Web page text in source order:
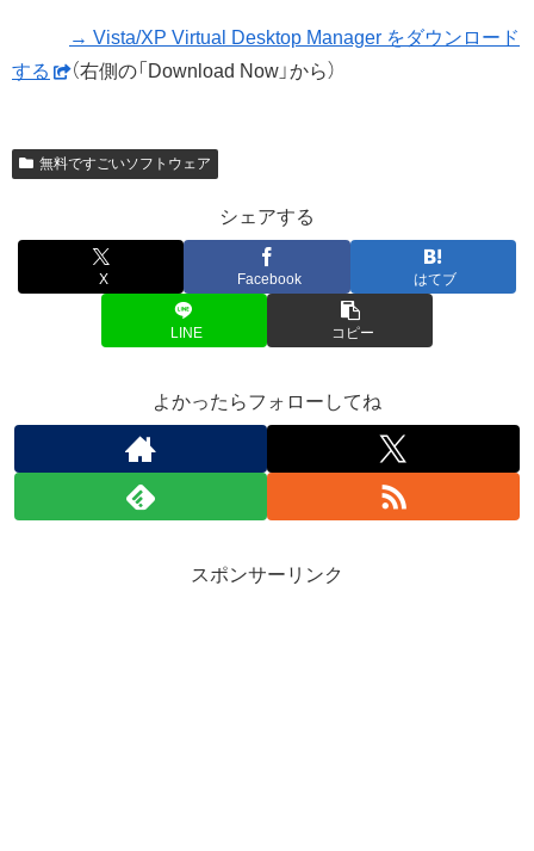
→ Vista/XP Virtual Desktop Manager をダウンロード
する
（右側の「Download Now」から）
無料ですごいソフトウェア
シェアする
X Facebook はてブ
LINE コピー
よかったらフォローしてね
スポンサーリンク